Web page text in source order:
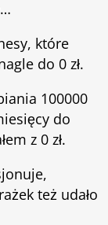
które
do 0 zł.
100000
do
z 0 zł.
też udało